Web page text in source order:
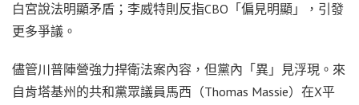
白宮說法明顯矛盾；李威特則反指CBO「偏見明顯」，引發
更多爭議。
儘管川普陣營強力捍衛法案內容，但黨內「異」見浮現。來
自肯塔基州的共和黨眾議員馬西（Thomas Massie）在X平